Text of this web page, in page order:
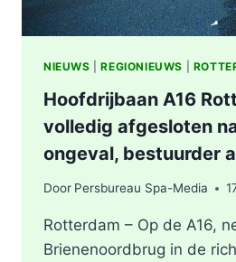
NIEUWS |REGIONIEUWS
Hoofdrijbaan A16
volledig afgesloten
ongeval, bestuurder
Door Persbureau Spa-Media
Rotterdam – Op de A16,
Brienenoordbrug in de